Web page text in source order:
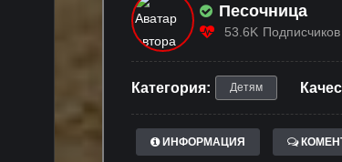
Песочница
53.6K Подписчиков
Категория: Детям
ИНФОРМАЦИЯ